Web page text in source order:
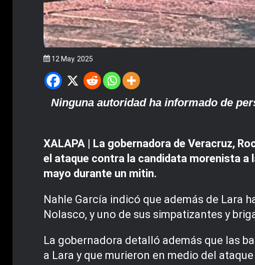
12 May. 2025
Ninguna autoridad ha informado de
XALAPA | La gobernadora de Veracruz,
el ataque contra la candidata morenista a
mayo durante un mitin.
Nahle García indicó que además de Lara
Nolasco, y uno de sus simpatizantes y
La gobernadora detalló además que las
a Lara y que murieron en medio del